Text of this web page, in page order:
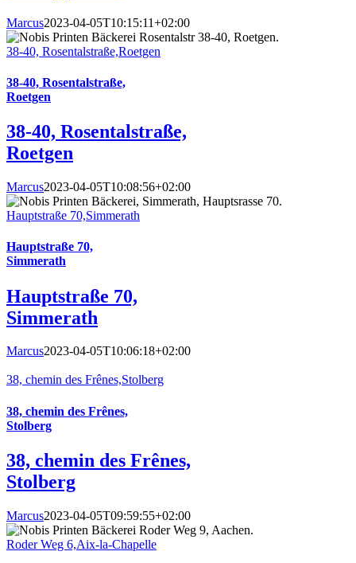
Marcus2023-04-05T10:15:11+02:00
38-40, Rosentalstraße,Roetgen
38-40, Rosentalstraße,
Roetgen
38-40, Rosentalstraße,
Roetgen
Marcus2023-04-05T10:08:56+02:00
Hauptstraße 70,Simmerath
Hauptstraße 70,
Simmerath
Hauptstraße 70,
Simmerath
Marcus2023-04-05T10:06:18+02:00
38, chemin des Frênes,Stolberg
38, chemin des Frênes,
Stolberg
38, chemin des Frênes,
Stolberg
Marcus2023-04-05T09:59:55+02:00
Roder Weg 6,Aix-la-Chapelle